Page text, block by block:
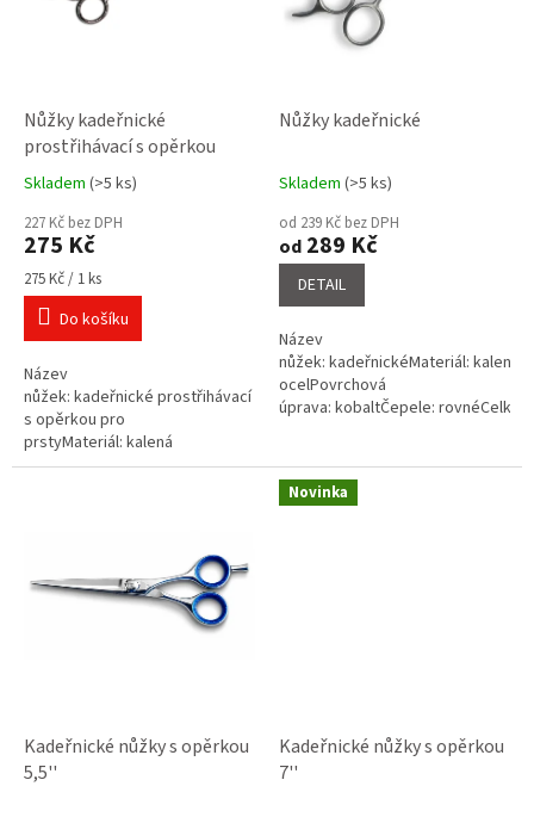
Nůžky kadeřnické
prostřihávací s opěrkou
Průměrné
hodnocení
produktu
je
3,9
z
hvězdiček.
Skladem (>5 ks)
227 Kč bez DPH
275 Kč
Měrná
cena:
275 Kč / 1 ks
Do košíku
Název
nůžek: kadeřnické prostřihávací
s opěrkou pro
prstyMateriál: kalená
ocelPovrchová
Nůžky kadeřnické
Průměrné
hodnocení
produktu
je
3,8
hvězdiček.
Skladem (>5 ks)
od 239 Kč bez DPH
od 289 Kč
DETAIL
Název
nůžek: kadeřnickéMateriál: kalená
ocelPovrchová
úprava: kobaltČepele:
Kadeřnické nůžky s opěrkou
5,5''
Novinka
Kadeřnické nůžky s opěrkou
7''